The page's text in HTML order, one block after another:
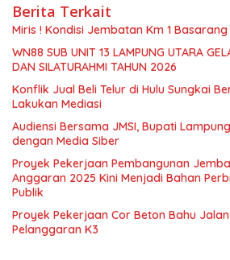
Berita Terkait
Miris ! Kondisi Jembatan Km 1
WN88 SUB UNIT 13 LAMPUNG UTARA
DAN SILATURAHMI TAHUN 2026
Konflik Jual Beli Telur di Hulu Sungkai
Lakukan Mediasi
Audiensi Bersama JMSI, Bupati
dengan Media Siber
Proyek Pekerjaan Pembangunan
Anggaran 2025 Kini Menjadi Bahan
Publik
Proyek Pekerjaan Cor Beton Bahu
Pelanggaran K3